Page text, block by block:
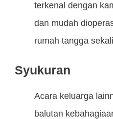
terkenal dengan
dan mudah
rumah tangga
Syukuran
Acara keluarga
balutan